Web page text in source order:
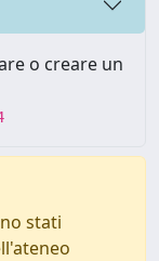
o creare un
stati